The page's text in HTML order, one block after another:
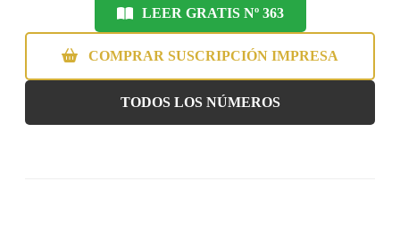
LEER GRATIS Nº 363
COMPRAR SUSCRIPCIÓN IMPRESA
TODOS LOS NÚMEROS